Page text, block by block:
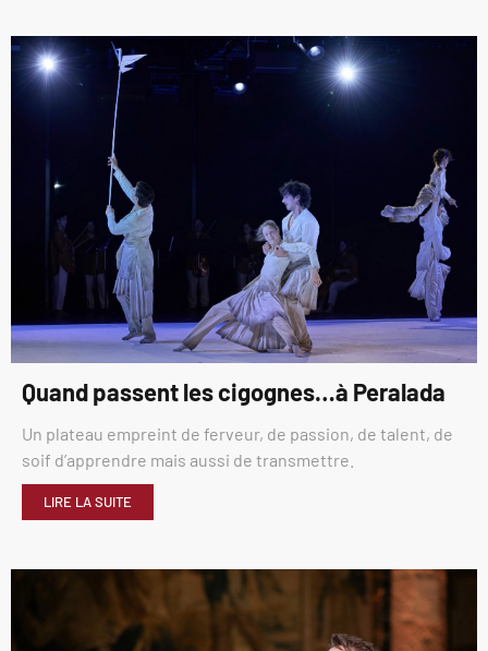
Quand passent les cigognes…à Peralada
Un plateau empreint de ferveur, de passion, de talent, de
soif d’apprendre mais aussi de transmettre.
LIRE LA SUITE